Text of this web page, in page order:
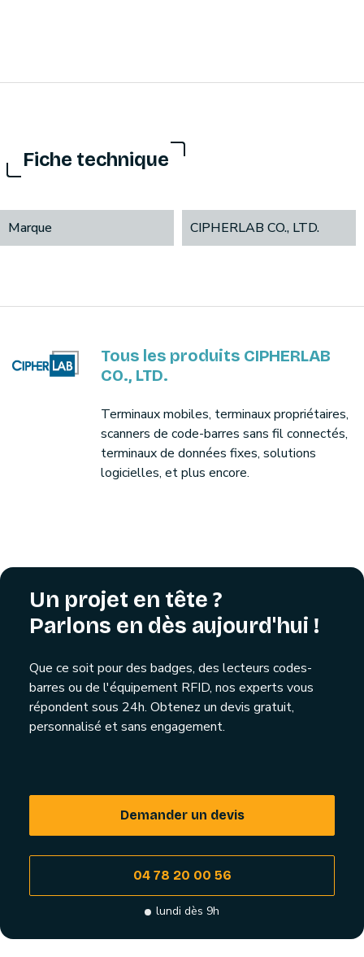
Fiche technique
Marque CIPHERLAB CO., LTD.
Tous les produits CIPHERLAB
CO., LTD.
Terminaux mobiles, terminaux propriétaires,
scanners de code-barres sans fil connectés,
terminaux de données fixes, solutions
logicielles, et plus encore.
Un projet en tête ?
Parlons en dès aujourd'hui !
Que ce soit pour des badges, des lecteurs codes-
barres ou de l'équipement RFID, nos experts vous
répondent sous 24h. Obtenez un devis gratuit,
personnalisé et sans engagement.
Demander un devis
04 78 20 00 56
lundi dès 9h